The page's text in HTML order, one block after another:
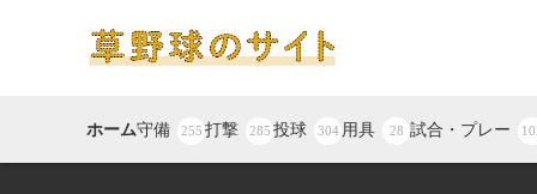
ホーム守備 255 打撃 285 投球 304 用具 28 試合・プレー